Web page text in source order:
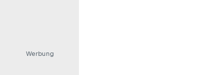
Werbung